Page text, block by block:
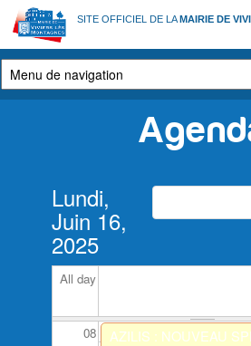
Aller
au
contenu
principal
SITE OFFICIEL DE LAMAIRIE DE
principaux
Lundi,
Juin 16,
2025
All day
01
02
05
06
07
08 AZILIS : NOUVEAU